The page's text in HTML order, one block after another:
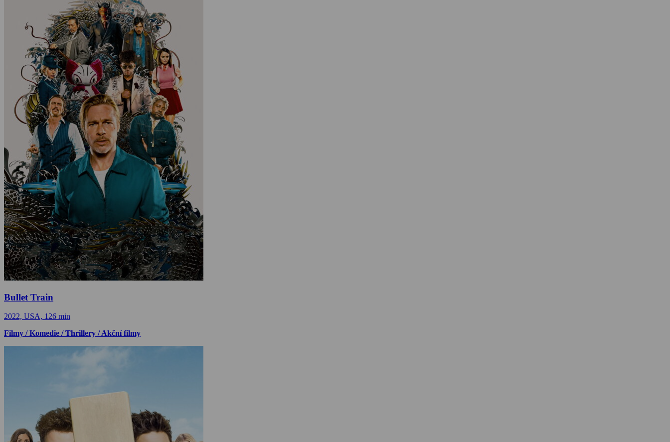
Bullet Train
2022, USA, 126 min
Filmy / Komedie / Thrillery / Akční filmy